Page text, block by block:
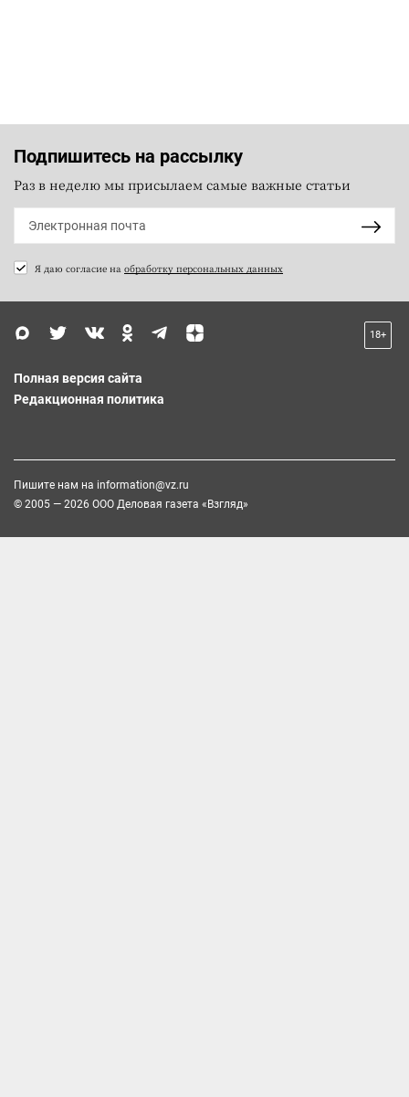
Подпишитесь на рассылку
Раз в неделю мы присылаем самые важные статьи
Я даю согласие на обработку персональных данных
18+
Полная версия сайта
Редакционная политика
Пишите нам на information@vz.ru
© 2005 — 2026 ООО Деловая газета «Взгляд»